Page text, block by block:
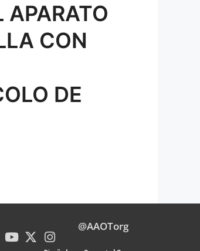
APARATO
CON
DE
@AAOTorg